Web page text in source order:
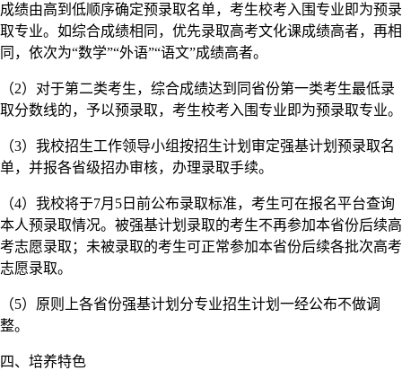
成绩由高到低顺序确定预录取名单，考生校考入围专业即为预录
取专业。如综合成绩相同，优先录取高考文化课成绩高者，再相
同，依次为“数学”“外语”“语文”成绩高者。
（2）对于第二类考生，综合成绩达到同省份第一类考生最低录
取分数线的，予以预录取，考生校考入围专业即为预录取专业。
（3）我校招生工作领导小组按招生计划审定强基计划预录取名
单，并报各省级招办审核，办理录取手续。
（4）我校将于7月5日前公布录取标准，考生可在报名平台查询
本人预录取情况。被强基计划录取的考生不再参加本省份后续高
考志愿录取；未被录取的考生可正常参加本省份后续各批次高考
志愿录取。
（5）原则上各省份强基计划分专业招生计划一经公布不做调
整。
四、培养特色